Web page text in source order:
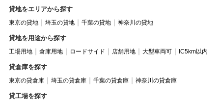
貸地をエリアから探す
東京の貸地 埼玉の貸地 千葉の貸地 神奈川の貸地
貸地を用途から探す
工場用地 倉庫用地 ロードサイド 店舗用地 大型車両可 IC5km以内
貸倉庫を探す
東京の貸倉庫 埼玉の貸倉庫 千葉の貸倉庫 神奈川の貸倉庫
貸工場を探す